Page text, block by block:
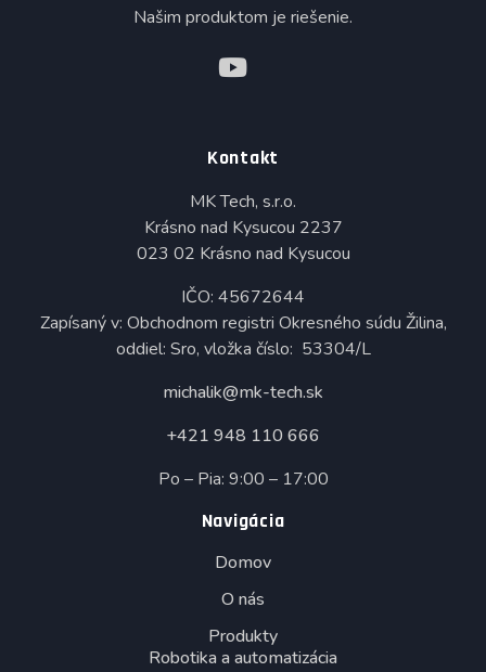
Našim produktom je riešenie.
Kontakt
MK Tech, s.r.o.
Krásno nad Kysucou 2237
023 02 Krásno nad Kysucou
IČO: 45672644
Zapísaný v: Obchodnom registri Okresného súdu Žilina,
oddiel: Sro, vložka číslo: 53304/L
michalik@mk-tech.sk
+421 948 110 666
Po – Pia: 9:00 – 17:00
Navigácia
Domov
O nás
Produkty
Robotika a automatizácia